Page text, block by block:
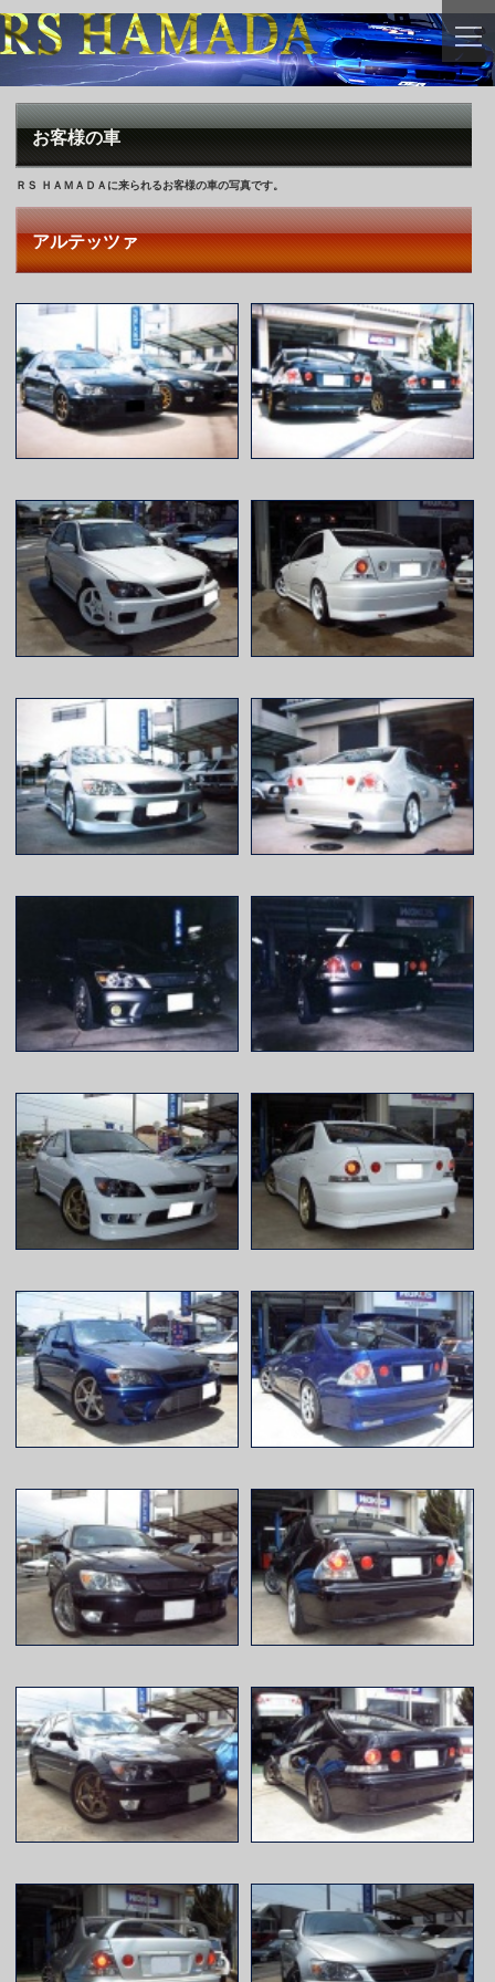
お客様の車
ＲＳ ＨＡＭＡＤＡに来られるお客様の車の写真です。
アルテッツァ